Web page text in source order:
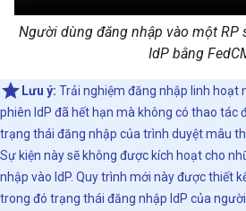
Người dùng đăng nhập vào một RP
IdP bằng
Lưu ý: Trải nghiệm đăng nhập linh hoạt
phiên IdP đã hết hạn mà không có thao tác
trạng thái đăng nhập của trình duyệt mâu
Sự kiện này sẽ không được kích hoạt cho
nhập vào IdP. Quy trình mới này được thiết
trong đó trạng thái đăng nhập IdP của